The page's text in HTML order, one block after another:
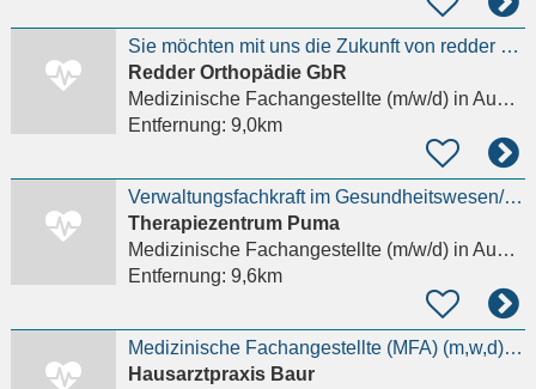
Sie möchten mit uns die Zukunft von redder orthopädie gestalten?
Redder Orthopädie GbR
Medizinische Fachangestellte (m/w/d)in Augsburg, Göggingen
Entfernung: 9,0km
Verwaltungsfachkraft im Gesundheitswesen/MFA/Gesundheitsfachwirt (m/w/d)/
Therapiezentrum Puma
Medizinische Fachangestellte (m/w/d)in Augsburg
Entfernung: 9,6km
Medizinische Fachangestellte (MFA) (m,w,d) in Teilzeit oder Midijob-Basis für Mo 14:00-18:00, Di
Hausarztpraxis Baur